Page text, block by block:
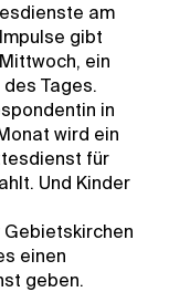
am
gibt
ein
Tages.
in
wird ein
für
Und Kinder
Gebietskirchen
einen
geben.